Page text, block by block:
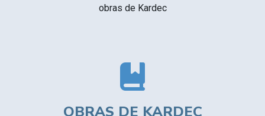
obras de Kardec
OBRAS DE KARDEC